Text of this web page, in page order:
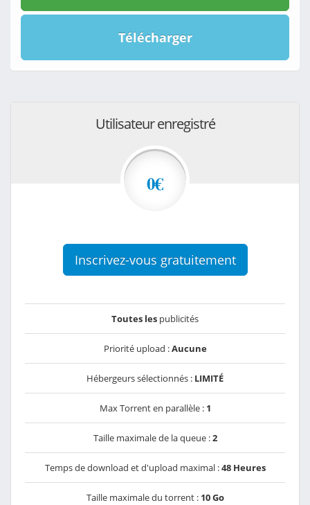
Télécharger
Utilisateur enregistré
0€
Inscrivez-vous gratuitement
Toutes les publicités
Priorité upload :Aucune
Hébergeurs sélectionnés : LIMITÉ
Max Torrent en parallèle : 1
Taille maximale de la queue :2
Temps de download et d'upload maximal :48 Heures
Taille maximale du torrent : 10 Go